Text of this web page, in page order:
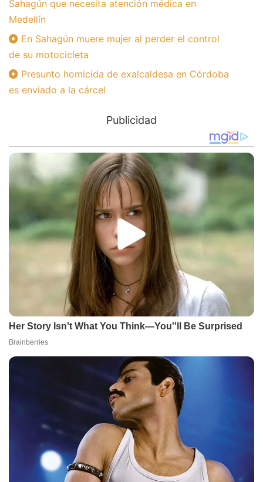
Sahagún que necesita atención médica en
Medellín
En Sahagún muere mujer al perder el control
de su motocicleta
Presunto homicida de exalcaldesa en Córdoba
es enviado a la cárcel
Publicidad